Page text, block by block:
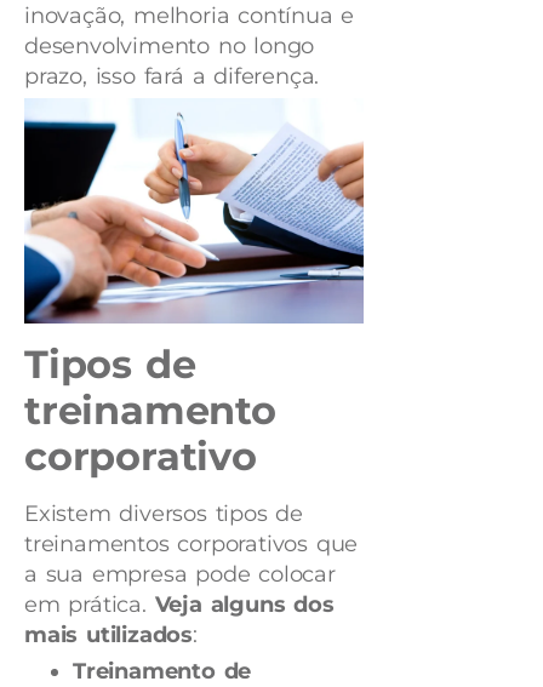
inovação, melhoria contínua e
desenvolvimento no longo
prazo, isso fará a diferença.
Tipos de
treinamento
corporativo
Existem diversos tipos de
treinamentos corporativos que
a sua empresa pode colocar
em prática. Veja alguns dos
mais utilizados:
Treinamento de